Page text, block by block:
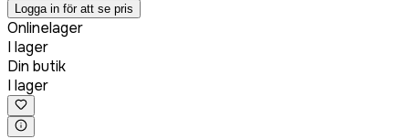
Logga in för att se pris
Onlinelager
I lager
Din butik
I lager